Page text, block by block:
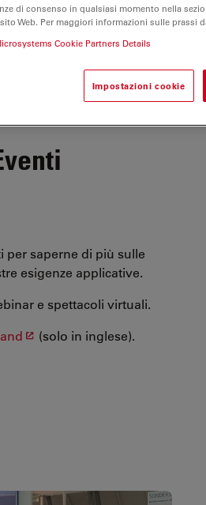
Sicurezza del
saperne di più sulle
esigenze applicative.
e spettacoli virtuali.
(solo in inglese).
di consenso in qualsiasi momento nella
Web. Per maggiori informazioni sulle prassi
Cookie Partners Details
Impostazioni cookie